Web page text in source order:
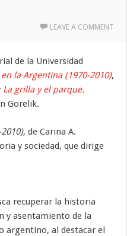
LEAVE A COMMENT
de la Universidad
la Argentina (1970-2010),
La grilla y el parque.
Gorelik.
, de Carina A.
y sociedad, que dirige
recuperar la historia
y asentamiento de la
argentino, al destacar el